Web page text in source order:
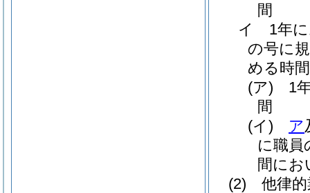
間
イ
1年
の号に
める時
(ア)
1
間
(イ)
ア
に職員
間にお
(2)
他律